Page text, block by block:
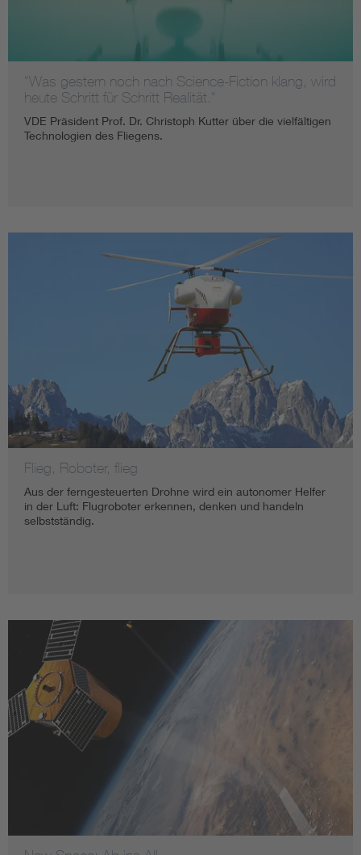
"Was gestern noch nach Science-Fiction klang, wird
heute Schritt für Schritt Realität."
VDE Präsident Prof. Dr. Christoph Kutter über die vielfältigen
Technologien des Fliegens.
Flieg, Roboter, flieg
Aus der ferngesteuerten Drohne wird ein autonomer Helfer
in der Luft: Flugroboter erkennen, denken und handeln
selbstständig.